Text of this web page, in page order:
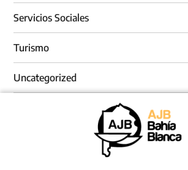
Servicios Sociales
Turismo
Uncategorized